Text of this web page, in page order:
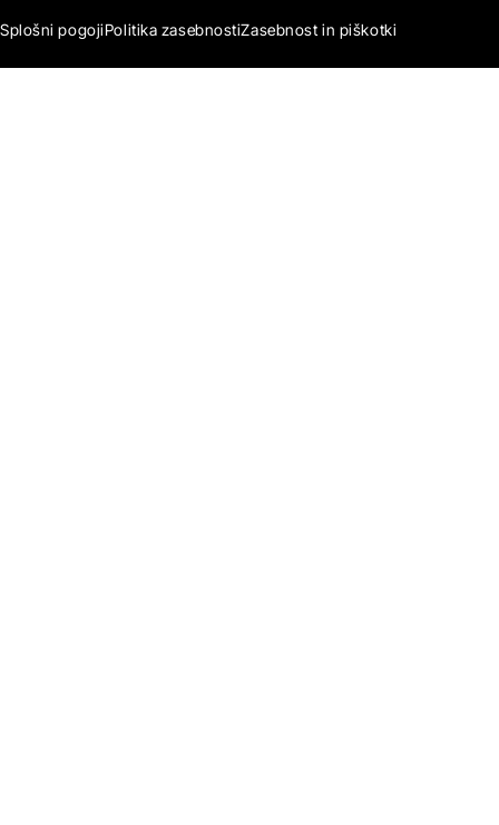
Splošni pogojiPolitika zasebnostiZasebnost in piškotki